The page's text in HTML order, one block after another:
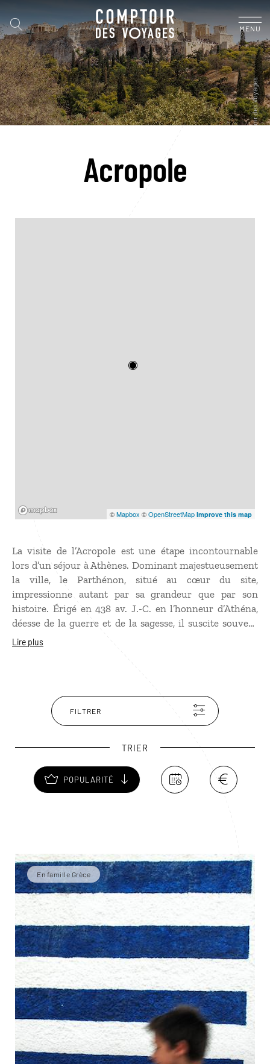
MENU
Acropole
©Mapbox ©OpenStreetMap Improve this map
La visite de l’Acropole est une étape incontournable
lors d’un séjour à Athènes. Dominant majestueusement
la ville, le Parthénon, situé au cœur du site,
impressionne autant par sa grandeur que par son
histoire. Érigé en 438 av. J.-C. en l’honneur d’Athéna,
déesse de la guerre et de la sagesse, il suscite souvent
une vive émotion. Mais l’Acropole ne se résume pas à
des traces d’occupation remontant à l’époque
néolithique.
Lire plus
FILTRER
TRIER
POPULARITÉ
En famille Grèce